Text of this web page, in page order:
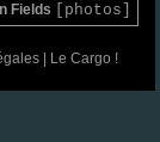
Fields [photos]
| Le Cargo !